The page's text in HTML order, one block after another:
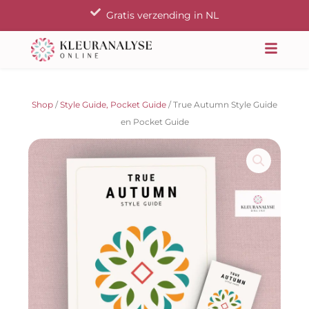
inhoud
Gratis verzending in NL
Shop /Style Guide, Pocket Guide / True Autumn Style Guide
en Pocket Guide